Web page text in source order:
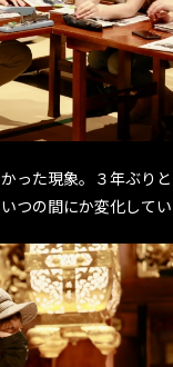
った現象。３年ぶり
つの間にか変化して